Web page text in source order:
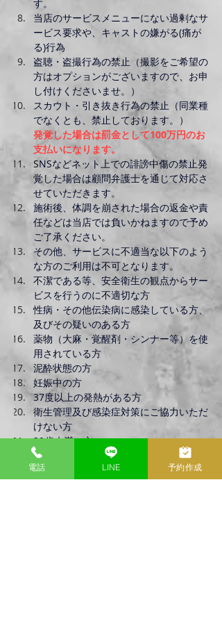
す。
当店のサービスメニューにない過剰なサ
ービス要求や、キャストの嫌がる(痛が
る)行為
盗聴・盗撮行為の禁止（撮影をご希望の
方はオプションがございますので、お申
し付けくださいませ。）
スカウト・引き抜き行為の禁止（同業種
でなくとも、禁止しております。）
発覚した場合は罰金として100万円のお
支払いになります。
SNSなどネット上での誹謗中傷の禁止発
覚した場合は顧問弁護士を通じて対応さ
せていただきます。
施術後、体調を崩された場合の返金や責
任などは当店では負いかねますので予め
ご了承ください。
その他、サービスに不適当な以下のよう
な方のご利用は不可となります。
不潔である等、安全衛生の観点からサー
ビスを行うのに不適切な方
性病・その他伝染病に感染している方、
及びその疑いのある方
薬物（大麻・覚醒剤・シンナー等）を使
用されている方
泥酔状態の方
妊娠中の方
37度以上の発熱がある方
衛生管理及び感染症対策にご協力いただ
けない方
20歳未満の方
電話 LINE 予約作成